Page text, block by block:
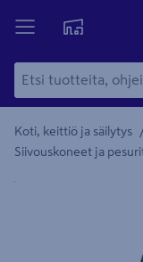
Koti, keittiö ja säilytys
Siivouskoneet ja
Yksityiskohtainen